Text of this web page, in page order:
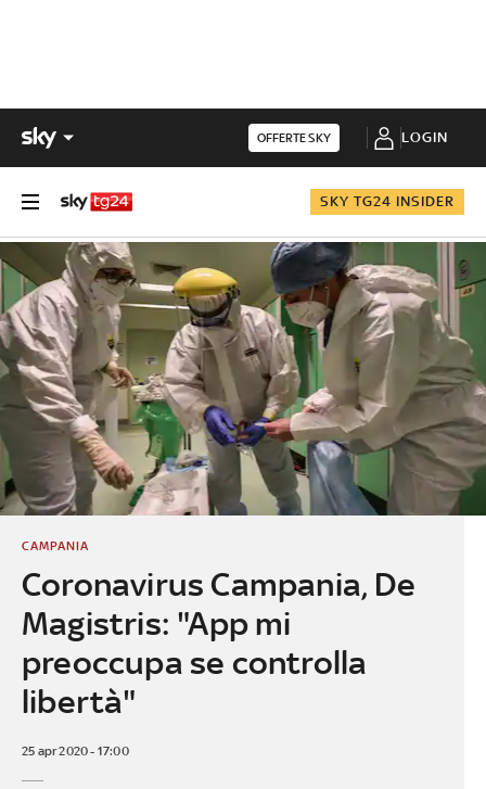
OFFERTE SKY LOGIN
SKY TG24 INSIDER
Coronavirus Campania, De
Magistris: "App mi
preoccupa se controlla
libertà"
CAMPANIA
25 apr 2020 - 17:00